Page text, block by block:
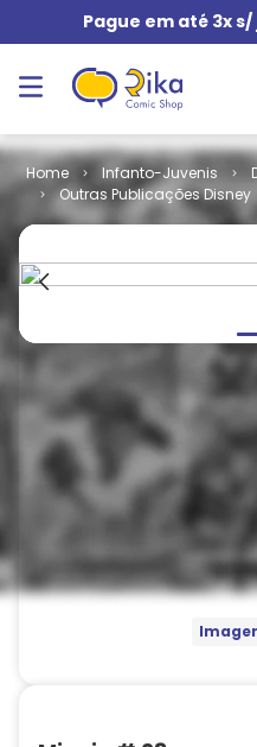
Pague em até 3x s/
Infanto-Juvenis
Outras Publicações Disney